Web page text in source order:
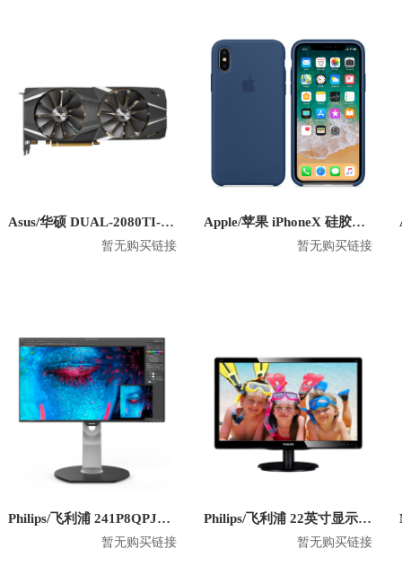
Asus/华硕 DUAL-2080TI-O11G 显卡
暂无购买链接
Apple/苹果 iPhoneX 硅胶防摔手机壳
暂无购买链接
Philips/飞利浦 241P8QPJEB 23.8英寸 1080P显示器
暂无购买链接
Philips/飞利浦 22英寸显示器 220V4LSB
暂无购买链接